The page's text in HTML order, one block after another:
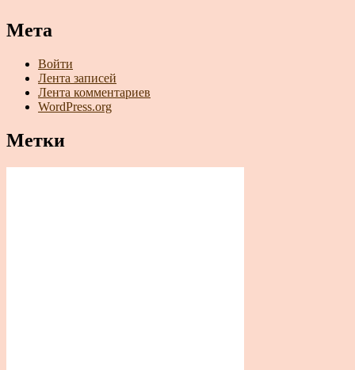
Мета
Войти
Лента записей
Лента комментариев
WordPress.org
Метки